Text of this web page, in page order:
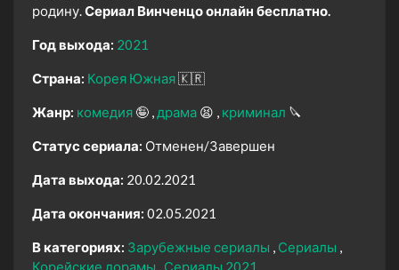
родину.Сериал Винченцо онлайн бесплатно.
Год выхода: 2021
Страна: Корея Южная🇰🇷
Жанр: комедия 🤪 драма 😫 криминал 🔪
Статус сериала: Отменен/Завершен
Дата выхода: 20.02.2021
Дата окончания: 02.05.2021
В категориях: Зарубежные сериалы
Сериалы
Корейские дорамы
Сериалы 2021